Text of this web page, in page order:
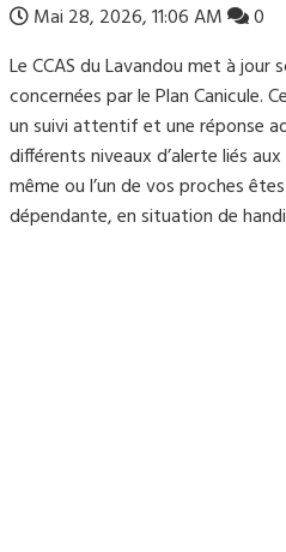
Mai 28, 2026, 11:06 AM
0
Le CCAS du Lavandou met à jour
concernées par le Plan Canicule.
un suivi attentif et une réponse
différents niveaux d’alerte liés
même ou l’un de vos proches
dépendante, en situation de